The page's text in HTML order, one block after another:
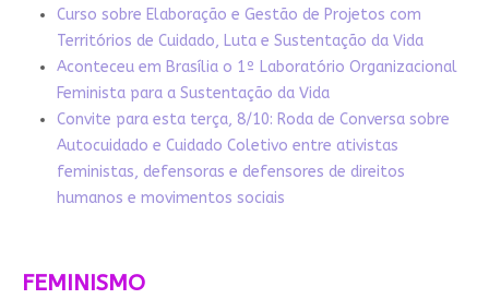
Curso sobre Elaboração e Gestão de Projetos com
Territórios de Cuidado, Luta e Sustentação da Vida
Aconteceu em Brasília o 1º Laboratório Organizacional
Feminista para a Sustentação da Vida
Convite para esta terça, 8/10: Roda de Conversa sobre
Autocuidado e Cuidado Coletivo entre ativistas
feministas, defensoras e defensores de direitos
humanos e movimentos sociais
FEMINISMO